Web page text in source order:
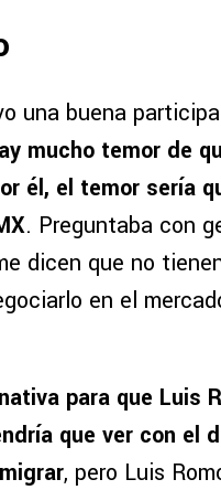
una buena
mucho temor de
él, el temor sería
. Preguntaba con
dicen que no
en el
para que Luis
que ver con el
, pero Luis